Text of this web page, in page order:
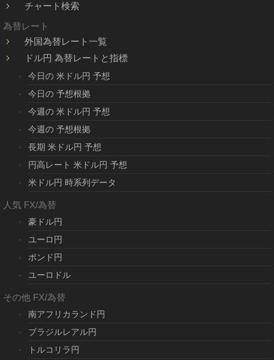
チャート検索
為替レート
外国為替レート一覧
ドル円 為替レートと指標
今日の 米ドル円 予想
今日の 予想根拠
今週の 米ドル円 予想
今週の 予想根拠
長期 米ドル円 予想
円高レート 米ドル円 予想
米ドル円 時系列データ
人気 FX/為替
豪ドル円
ユーロ円
ポンド円
ユーロドル
その他 FX/為替
南アフリカランド円
ブラジルレアル円
トルコリラ円